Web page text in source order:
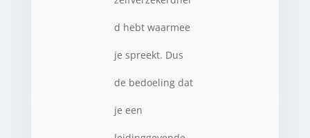
d hebt waarmee
je spreekt. Dus
de bedoeling dat
je een